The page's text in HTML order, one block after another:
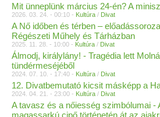
Mit ünneplünk március 24-én? A
2026. 03. 24. - 00:10 - Kultúra / Divat
A Nő időben és térben –
Régészeti Műhely és Tárházban
2025. 11. 28. - 10:00 - Kultúra / Divat
Álmodj, királylány! - Tragédia lett
tündérmeséjéből
2024. 07. 10. - 17:40 - Kultúra / Divat
12. Divatbemutató kicsit másképp a
2024. 04. 21. - 23:00 - Kultúra / Divat
A tavasz és a nőiesség szimbólumai -
magassarkú cipő történetén át az